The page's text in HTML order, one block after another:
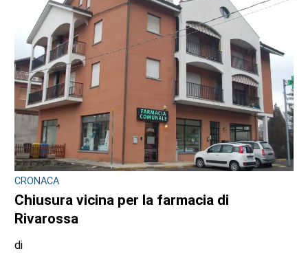
CRONACA
Chiusura vicina per la farmacia di
Rivarossa
di